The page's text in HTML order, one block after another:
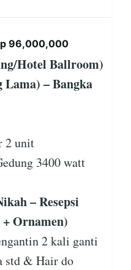
96,000,000
Hotel Ballroom)
Lama) – Bangka
2 unit
3400 watt
– Resepsi
Ornamen)
2 kali ganti
std & Hair do